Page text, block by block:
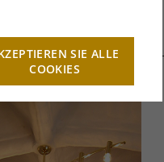
SIE ALLE
COOKIES